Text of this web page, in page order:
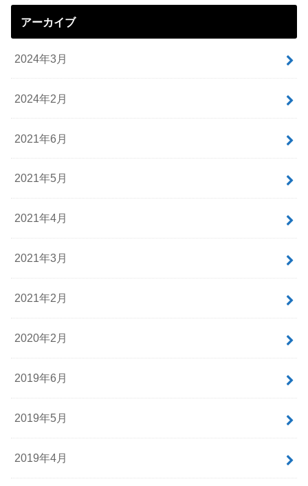
アーカイブ
2024年3月
2024年2月
2021年6月
2021年5月
2021年4月
2021年3月
2021年2月
2020年2月
2019年6月
2019年5月
2019年4月